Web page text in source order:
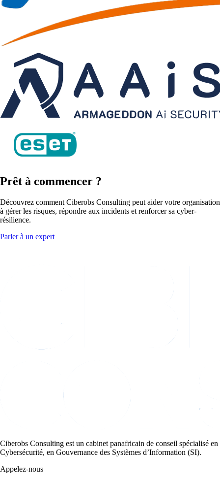
Prêt à commencer ?
Découvrez comment Ciberobs Consulting peut aider votre organisation
à gérer les risques, répondre aux incidents et renforcer sa cyber-
résilience.
Parler à un expert
Ciberobs Consulting est un cabinet panafricain de conseil spécialisé en
Cybersécurité, en Gouvernance des Systèmes d’Information (SI).
Appelez-nous